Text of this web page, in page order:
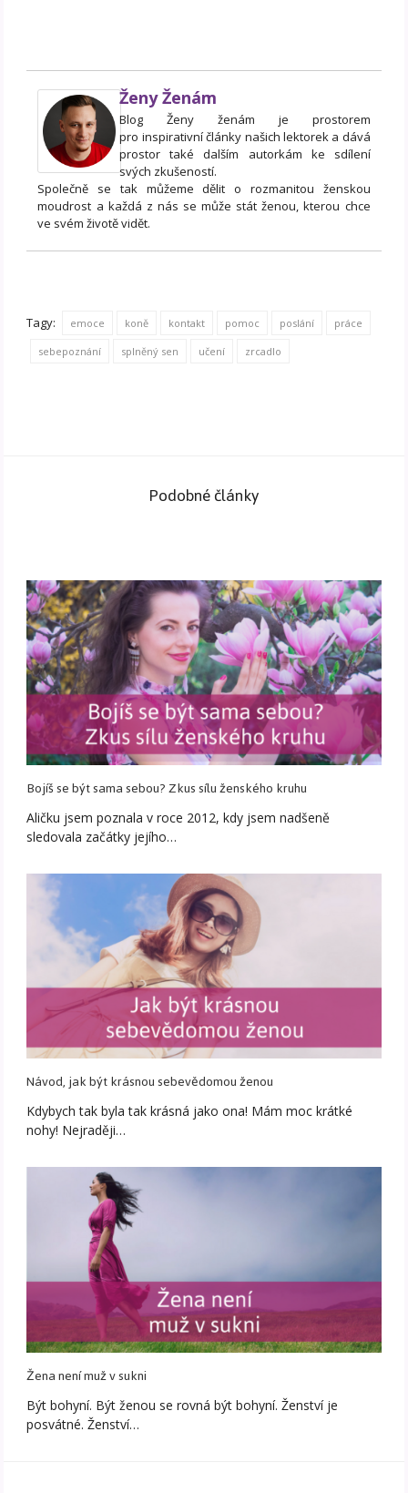
Ženy Ženám
Blog Ženy ženám je prostorem
pro inspirativní články našich lektorek a dává
prostor také dalším autorkám ke sdílení
svých zkušeností.
Společně se tak můžeme dělit o rozmanitou ženskou
moudrost a každá z nás se může stát ženou, kterou chce
ve svém životě vidět.
Tagy: emoce koně kontakt pomoc poslání práce
sebepoznání splněný sen učení zrcadlo
Podobné články
Bojíš se být sama sebou? Zkus sílu ženského kruhu
Aličku jsem poznala v roce 2012, kdy jsem nadšeně
sledovala začátky jejího…
Návod, jak být krásnou sebevědomou ženou
Kdybych tak byla tak krásná jako ona! Mám moc krátké
nohy! Nejraději…
Žena není muž v sukni
Být bohyní. Být ženou se rovná být bohyní. Ženství je
posvátné. Ženství…